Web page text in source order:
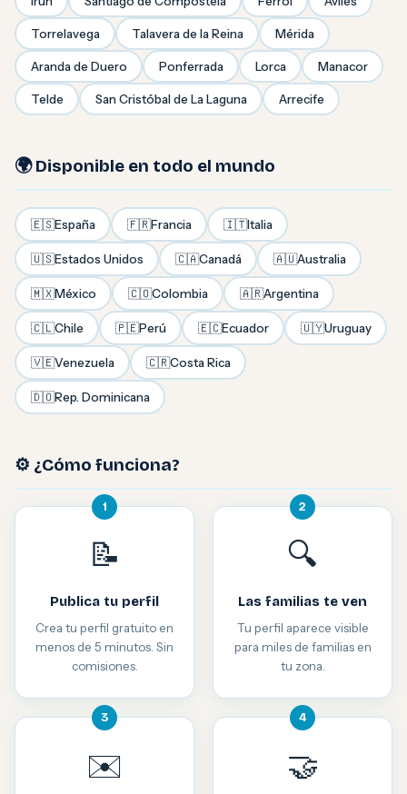
Torrelavega Talavera de la Reina Mérida
Aranda de Duero Ponferrada Lorca Manacor
Telde San Cristóbal de La Laguna Arrecife
🌍 Disponible en todo el mundo
🇪🇸España 🇫🇷Francia 🇮🇹Italia
🇺🇸Estados Unidos 🇨🇦Canadá 🇦🇺Australia
🇲🇽México 🇨🇴Colombia 🇦🇷Argentina
🇨🇱Chile 🇵🇪Perú 🇪🇨Ecuador 🇺🇾Uruguay
🇻🇪Venezuela 🇨🇷Costa Rica
🇩🇴Rep. Dominicana
⚙️ ¿Cómo funciona?
1
📝
Publica tu perfil
Crea tu perfil gratuito en
menos de 5 minutos. Sin
comisiones.
2
🔍
Las familias te ven
Tu perfil aparece visible
para miles de familias en
tu zona.
3
✉️
4
🤝